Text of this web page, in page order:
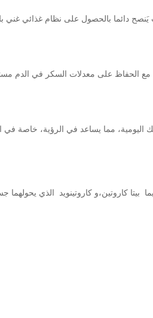
دائما بالحصول على نظام غذائي غني
مع الحفاظ على معدلات السكر في الدم
اليومية، مما يساعد في الرؤية، خاصة
كاروتين،و كاروتينويد الذي